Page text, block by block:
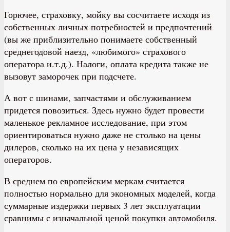
Горючее, страховку, мойку вы сосчитаете исходя из
собственных личных потребностей и предпочтений
(вы же приблизительно понимаете собственный
среднегодовой наезд, «любимого» страхового
оператора и.т.д.). Налоги, оплата кредита также не
вызовут заморочек при подсчете.
А вот с шинами, запчастями и обслуживанием
придется повозиться. Здесь нужно будет провести
маленькое рекламное исследование, при этом
ориентироваться нужно даже не столько на цены
дилеров, сколько на их цена у независящих
операторов.
В среднем по европейским меркам считается
полностью нормально для экономных моделей, когда
суммарные издержки первых 3 лет эксплуатации
сравнимы с изначальной ценой покупки автомобиля.